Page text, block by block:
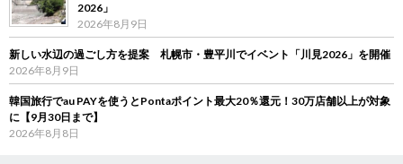
2026」
2026年8月9日
新しい水辺の過ごし方を提案 札幌市・豊平川でイベント「川見2026」を開催
2026年8月9日
韓国旅行でau PAYを使うとPontaポイント最大20％還元！30万店舗以上が対象
に【9月30日まで】
2026年8月8日